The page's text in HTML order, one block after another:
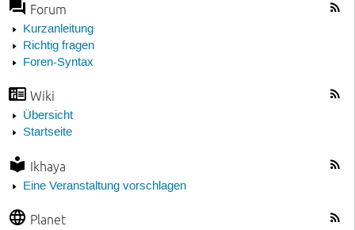
Forum
Kurzanleitung
Richtig fragen
Foren-Syntax
Wiki
Übersicht
Startseite
Ikhaya
Eine Veranstaltung vorschlagen
Planet